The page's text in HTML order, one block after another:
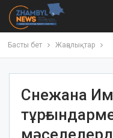
Басты бет Жаңалықтар
Снежана